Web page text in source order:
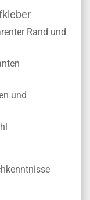
Rand und
und